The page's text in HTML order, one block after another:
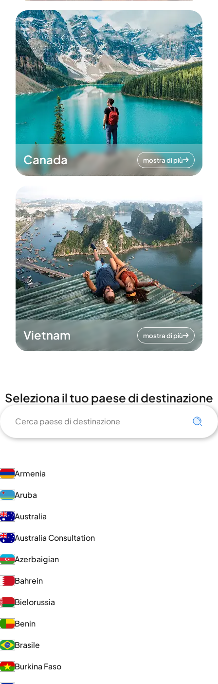
Canada mostra di più
Vietnam mostra di più
Seleziona il tuo paese di destinazione
Armenia
Aruba
Australia
Australia Consultation
Azerbaigian
Bahrein
Bielorussia
Benin
Brasile
Burkina Faso